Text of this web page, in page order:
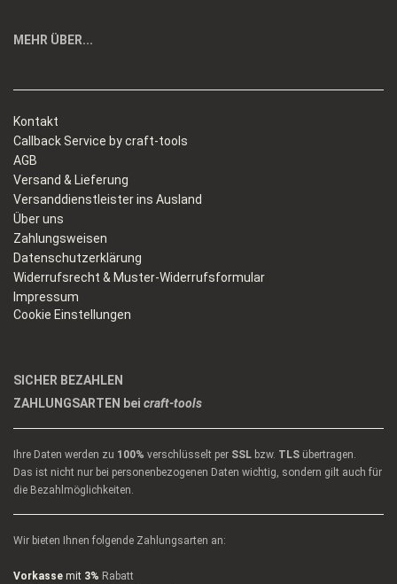
MEHR ÜBER...
Kontakt
Callback Service by craft-tools
AGB
Versand & Lieferung
Versanddienstleister ins Ausland
Über uns
Zahlungsweisen
Datenschutzerklärung
Widerrufsrecht & Muster-Widerrufsformular
Impressum
Cookie Einstellungen
SICHER BEZAHLEN
ZAHLUNGSARTEN bei craft-tools
Ihre Daten werden zu 100% verschlüsselt per SSL bzw. TLS übertragen.
Das ist nicht nur bei personenbezogenen Daten wichtig, sondern gilt auch für
die Bezahlmöglichkeiten.
Wir bieten Ihnen folgende Zahlungsarten an:
Vorkasse mit 3% Rabatt